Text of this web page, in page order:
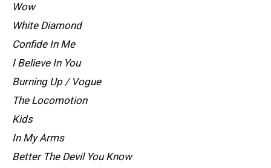
Wow
White Diamond
Confide In Me
I Believe In You
Burning Up / Vogue
The Locomotion
Kids
In My Arms
Better The Devil You Know